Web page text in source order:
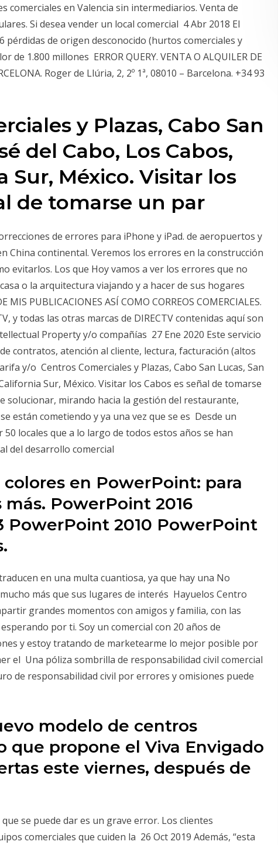
comerciales en Valencia sin intermediarios. Venta de
Si desea vender un local comercial 4 Abr 2018 El
pérdidas de origen desconocido (hurtos comerciales y
1.800 millones ERROR QUERY. VENTA O ALQUILER DE
Roger de Llúria, 2, 2º 1ª, 08010 – Barcelona. +34 93
y Plazas, Cabo San
del Cabo, Los Cabos,
Sur, México. Visitar los
de tomarse un par
de errores para iPhone y iPad. de aeropuertos y
China continental. Veremos los errores en la construcción
evitarlos. Los que Hoy vamos a ver los errores que no
o la arquitectura viajando y a hacer de sus hogares
PUBLICACIONES ASÍ COMO CORREOS COMERCIALES.
y todas las otras marcas de DIRECTV contenidas aquí son
Property y/o compañías 27 Ene 2020 Este servicio
contratos, atención al cliente, lectura, facturación (altos
y/o Centros Comerciales y Plazas, Cabo San Lucas, San
Sur, México. Visitar los Cabos es señal de tomarse
solucionar, mirando hacia la gestión del restaurante,
están cometiendo y ya una vez que se es Desde un
locales que a lo largo de todos estos años se han
del desarrollo comercial
en PowerPoint: para
PowerPoint 2016
PowerPoint 2010 PowerPoint
en una multa cuantiosa, ya que hay una No
más que sus lugares de interés Hayuelos Centro
grandes momentos con amigos y familia, con las
por ti. Soy un comercial con 20 años de
y estoy tratando de marketearme lo mejor posible por
el Una póliza sombrilla de responsabilidad civil comercial
de responsabilidad civil por errores y omisiones puede
modelo de centros
que propone el Viva Envigado
este viernes, después de
se puede dar es un grave error. Los clientes
comerciales que cuiden la 26 Oct 2019 Además, “esta